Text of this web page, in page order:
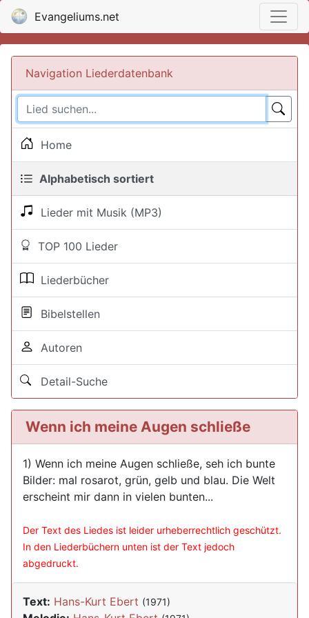
Evangeliums.net
Navigation Liederdatenbank
Home
Alphabetisch sortiert
Lieder mit Musik (MP3)
TOP 100 Lieder
Liederbücher
Bibelstellen
Autoren
Detail-Suche
Wenn ich meine Augen schließe
1) Wenn ich meine Augen schließe, seh ich bunte
Bilder: mal rosarot, grün, gelb und blau. Die Welt
erscheint mir dann in vielen bunten...
Der Text des Liedes ist leider urheberrechtlich geschützt.
In den Liederbüchern unten ist der Text jedoch
abgedruckt.
Text: Hans-Kurt Ebert (1971)